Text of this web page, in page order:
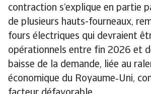
contraction s’explique en partie
de plusieurs hauts-fourneaux,
fours électriques qui devraient
opérationnels entre fin 2026 et
baisse de la demande, liée au
économique du Royaume‑Uni,